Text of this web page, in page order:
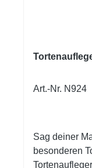
Art.-Nr. N924
Sag deiner
besonderen